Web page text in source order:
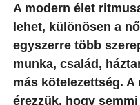
A modern élet
lehet, különösen a
egyszerre több
munka, család,
más kötelezettség.
érezzük, hogy